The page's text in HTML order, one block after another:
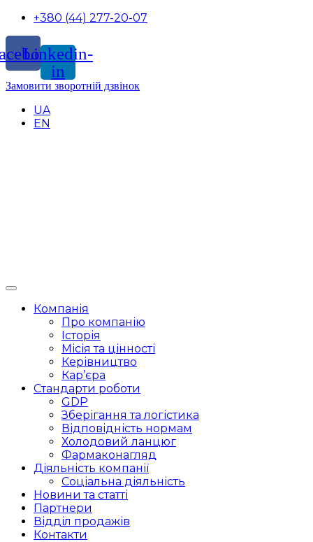
+380 (44) 277-20-07
Linkedin-
in
Замовити зворотній дзвінок
UA
EN
Компанія
Про компанію
Історія
Місія та цінності
Керівництво
Кар’єра
Стандарти роботи
GDP
Зберігання та логістика
Відповідність нормам
Холодовий ланцюг
Фармаконагляд
Діяльність компанії
Соціальна діяльність
Новини та статті
Партнери
Відділ продажів
Контакти